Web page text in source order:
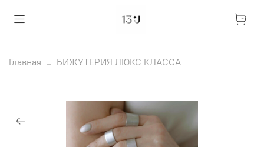
Главная БИЖУТЕРИЯ ЛЮКС КЛАССА